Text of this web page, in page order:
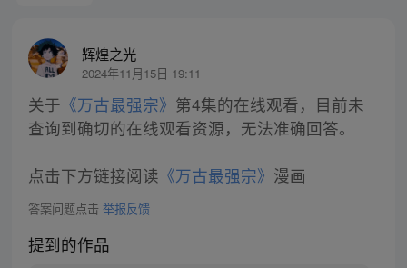
辉煌之光
2024年11月15日 19:11
关于 《万古最强宗》 第4集的在线观看，目前未
查询到确切的在线观看资源，无法准确回答。
点击下方链接阅读 《万古最强宗》 漫画
答案问题点击 举报反馈
提到的作品